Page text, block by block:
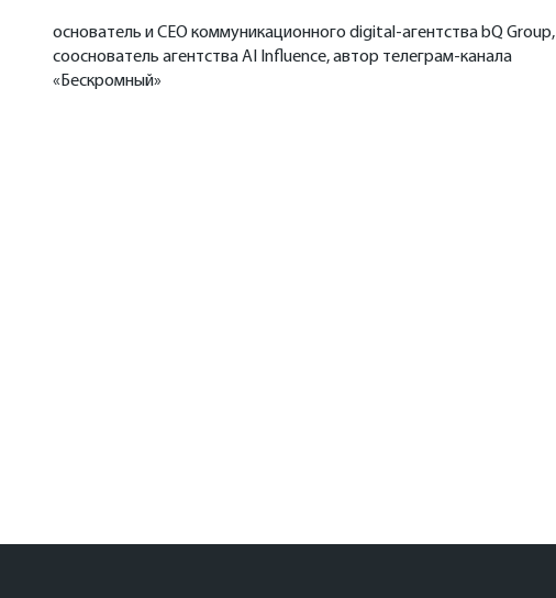
основатель и СЕО коммуникационного digital-агентства bQ Group,
сооснователь агентства AI Influence, автор телеграм-канала
«Бескромный»